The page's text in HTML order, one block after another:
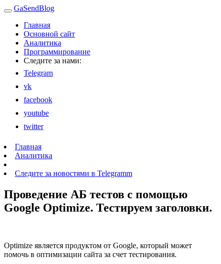
GaSendBlog
Главная
Основной сайт
Аналитика
Программирование
Следите за нами:
Telegram
vk
facebook
youtube
twitter
Главная
Аналитика
Следите за новостями в Telegramm
Проведение АБ тестов с помощью
Google Optimize. Тестируем заголовки.
Optimize является продуктом от Google, который может
помочь в оптимизации сайта за счет тестирования.